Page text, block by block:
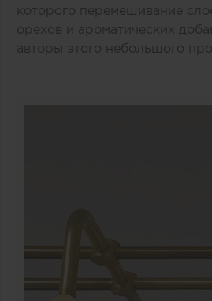
которого перемешивание
орехов и ароматических
авторы этого небольшого